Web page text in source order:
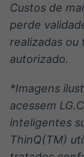
Custos de
perde
realizadas ou
autorizado.
*Imagens
acessem
inteligentes
ThinQ(TM)